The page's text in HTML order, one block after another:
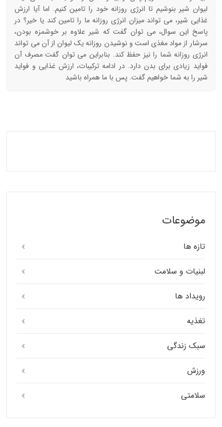
لیوان شیر بنوشیم تا انرژی روزانه خود را تامین کنیم. اما آیا ارزش
غذایی شیر، می تواند میزان انرژی روزانه ما را تامین کند یا خیر؟ در
پاسخ این سوال، می توان گفت که شیر علاوه بر خوشمزه بودن،
سرشار از مواد مغذی است و نوشیدن روزانه یک لیوان از آن می تواند
انرژی روزانه شما را نیز حفظ کند. بنابراین می توان گفت مصرف آن
فواید زیادی برای بدن دارد. در ادامه ترکیبات، ارزش غذایی و فواید
شیر را به شما خواهیم گفت. پس با ما همراه باشید
موضوعات
تازه ها
لبنیات و سلامت
رویداد ها
تغذیه
سبک زندگی
ورزش
سلامتی